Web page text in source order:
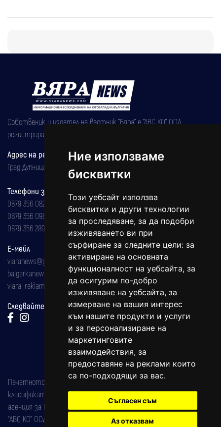
Ние използваме
бисквитки
Този уебсайт използва
бисквитки и други технологии
за проследяване, за да подобри
изживяването ви при
сърфиране за следните цели: за
активиране на основната
функционалност на уебсайта, за
да осигурим по-добро
изживяване на уебсайта, за
измерване на вашия интерес
към нашите продукти и услуги
и за персонализиране на
маркетинговите
взаимодействия, за
предоставяне на реклами които
са по-подходящи за вас.
Съгласен съм
Аз отказвам
Собственик и издател на вестник "Вяра" е "АВС КО" ООД,
регистрирана на 08.05.2002 година.
Адрес на редакцията
Град Дупница, ул.''Христо Ботев" 43
Телефони за реклама и абонаменти
0879 356 082
0879 356 098
0879 356 289
Е-мейл
viaranews@gmail.com
balgarkanews@gmail.com
viara_reklama@mail.bg
Следвайте ни:
Печатното издание на вестника е регистрирано в националния
класификатор на печатните издания (Българска национална
агенция за ISSN) под номер: ISSN 1312-4722.
"АВС КО" ООД е притежател на марката: Вяра информационен